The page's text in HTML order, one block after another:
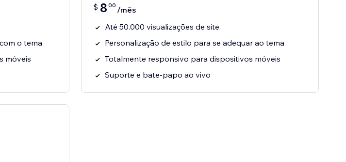
o tema
móveis
$ 8 00 /mês
Até 50.000 visualizações de site.
Personalização de estilo para se adequar ao tema
Totalmente responsivo para dispositivos móveis
Suporte e bate-papo ao vivo